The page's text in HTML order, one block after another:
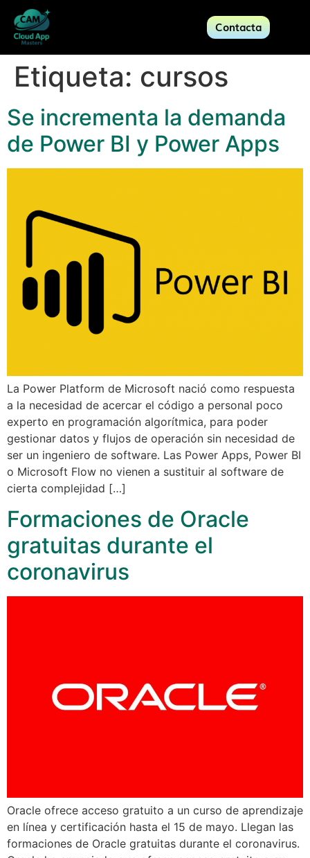
Contacta
Etiqueta: cursos
Se incrementa la demanda
de Power BI y Power Apps
La Power Platform de Microsoft nació como respuesta
a la necesidad de acercar el código a personal poco
experto en programación algorítmica, para poder
gestionar datos y flujos de operación sin necesidad de
ser un ingeniero de software. Las Power Apps, Power BI
o Microsoft Flow no vienen a sustituir al software de
cierta complejidad […]
Formaciones de Oracle
gratuitas durante el
coronavirus
Oracle ofrece acceso gratuito a un curso de aprendizaje
en línea y certificación hasta el 15 de mayo. Llegan las
formaciones de Oracle gratuitas durante el coronavirus.